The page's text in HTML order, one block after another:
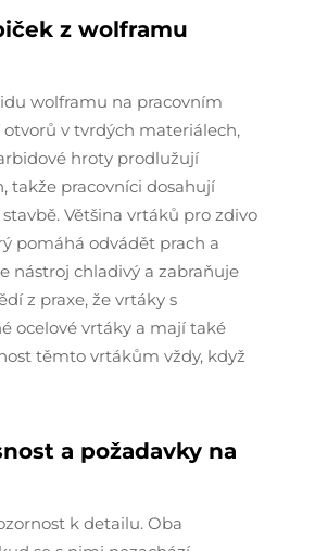
z wolframu
wolframu na pracovním
v tvrdých materiálech,
hroty prodlužují
takže pracovníci dosahují
Většina vrtáků pro zdivo
pomáhá odvádět prach a
nástroj chladivý a zabraňuje
z praxe, že vrtáky s
ocelové vrtáky a mají také
těmto vrtákům vždy, když
a požadavky na
k detailu. Oba